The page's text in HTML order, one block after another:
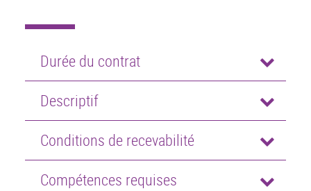
Durée du contrat
Descriptif
Conditions de recevabilité
Compétences requises